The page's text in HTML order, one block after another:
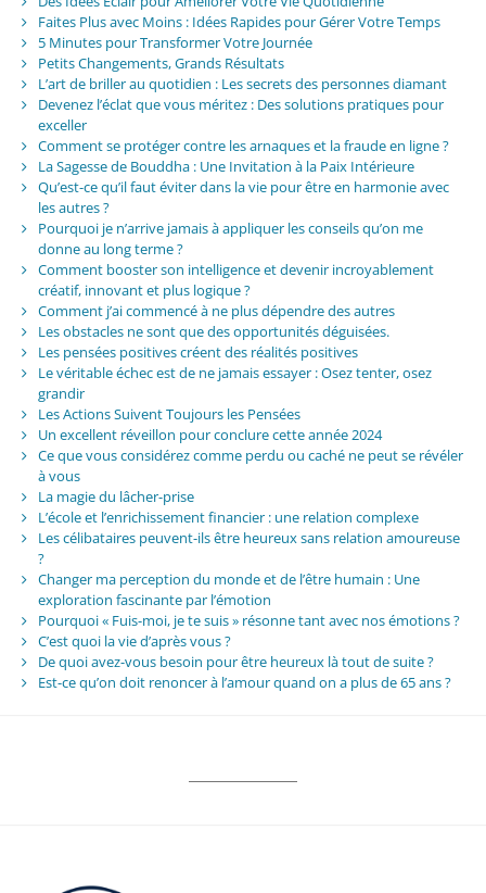
Faites Plus avec Moins : Idées Rapides pour Gérer Votre Temps
5 Minutes pour Transformer Votre Journée
Petits Changements, Grands Résultats
L’art de briller au quotidien : Les secrets des personnes diamant
Devenez l’éclat que vous méritez : Des solutions pratiques pour
exceller
Comment se protéger contre les arnaques et la fraude en ligne ?
La Sagesse de Bouddha : Une Invitation à la Paix Intérieure
Qu’est-ce qu’il faut éviter dans la vie pour être en harmonie avec
les autres ?
Pourquoi je n’arrive jamais à appliquer les conseils qu’on me
donne au long terme ?
Comment booster son intelligence et devenir incroyablement
créatif, innovant et plus logique ?
Comment j’ai commencé à ne plus dépendre des autres
Les obstacles ne sont que des opportunités déguisées.
Les pensées positives créent des réalités positives
Le véritable échec est de ne jamais essayer : Osez tenter, osez
grandir
Les Actions Suivent Toujours les Pensées
Un excellent réveillon pour conclure cette année 2024
Ce que vous considérez comme perdu ou caché ne peut se révéler
à vous
La magie du lâcher-prise
L’école et l’enrichissement financier : une relation complexe
Les célibataires peuvent-ils être heureux sans relation amoureuse
?
Changer ma perception du monde et de l’être humain : Une
exploration fascinante par l’émotion
Pourquoi « Fuis-moi, je te suis » résonne tant avec nos émotions ?
C’est quoi la vie d’après vous ?
De quoi avez-vous besoin pour être heureux là tout de suite ?
Est-ce qu’on doit renoncer à l’amour quand on a plus de 65 ans ?